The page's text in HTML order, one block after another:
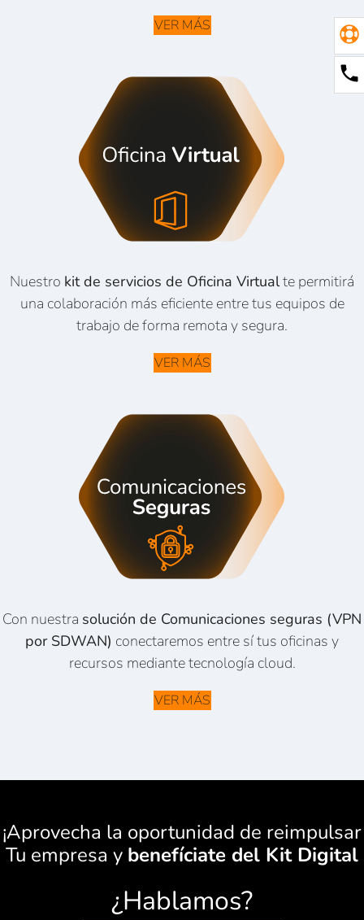
VER MÁS
Nuestro kit de servicios de Oficina Virtualte permitirá
una colaboración más eficiente entre tus equipos de
trabajo de forma remota y segura.
VER MÁS
Con nuestra solución de Comunicaciones seguras (VPN
por SDWAN) conectaremos entre sí tus oficinas y
recursos mediante tecnología cloud.
VER MÁS
¡Aprovecha la oportunidad de reimpulsar
Tu empresa y benefíciate del Kit Digital
¿Hablamos?